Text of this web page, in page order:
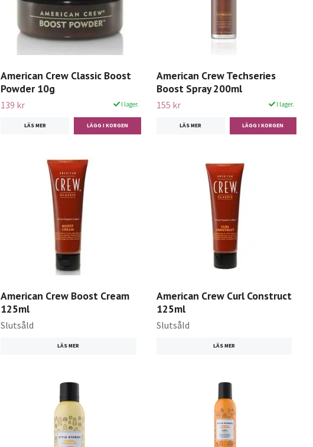
American Crew Classic Boost
Powder 10g
139 kr I lager.
LÄS MER
American Crew Techseries
Boost Spray 200ml
155 kr I lager.
LÄS MER
American Crew Boost Cream
125ml
Slutsåld
LÄS MER
American Crew Curl Construct
125ml
Slutsåld
LÄS MER